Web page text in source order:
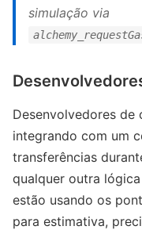
simulação via
Desenvolvedores de
integrando com um
transferências
qualquer outra
estão usando os
para estimativa,